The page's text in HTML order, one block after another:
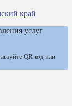
край
услуг
QR-код или